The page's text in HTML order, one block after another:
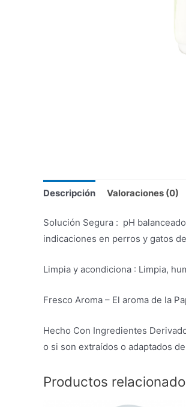
Descripción Valoraciones (0)
Solución Segura : pH
indicaciones en perros y gatos
Limpia y acondiciona : Limpia,
Fresco Aroma – El aroma de la
Hecho Con Ingredientes
o si son extraídos o adaptados
Productos